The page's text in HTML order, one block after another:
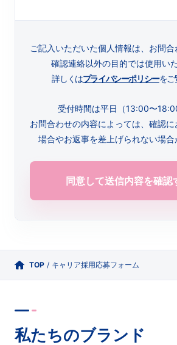
ご記入いただいた個人情報は、お問
確認連絡以外の目的では使用い
詳しくはプライバシーポリシーをご
受付時間は平日（13:00〜
お問合わせの内容によっては、確認
場合やお返事を差上げられない場合
同意して送信内容を確認
TOP / キャリア採用応募フォーム
私たちのブランド